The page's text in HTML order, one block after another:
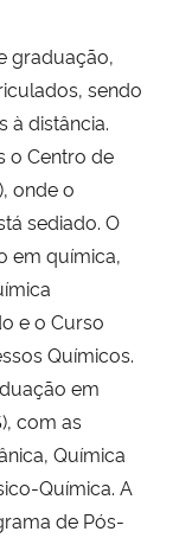
graduação,
sendo
à distância.
o Centro de
onde o
sediado. O
em química,
e o Curso
Químicos.
em
com as
Química
Química. A
de Pós-